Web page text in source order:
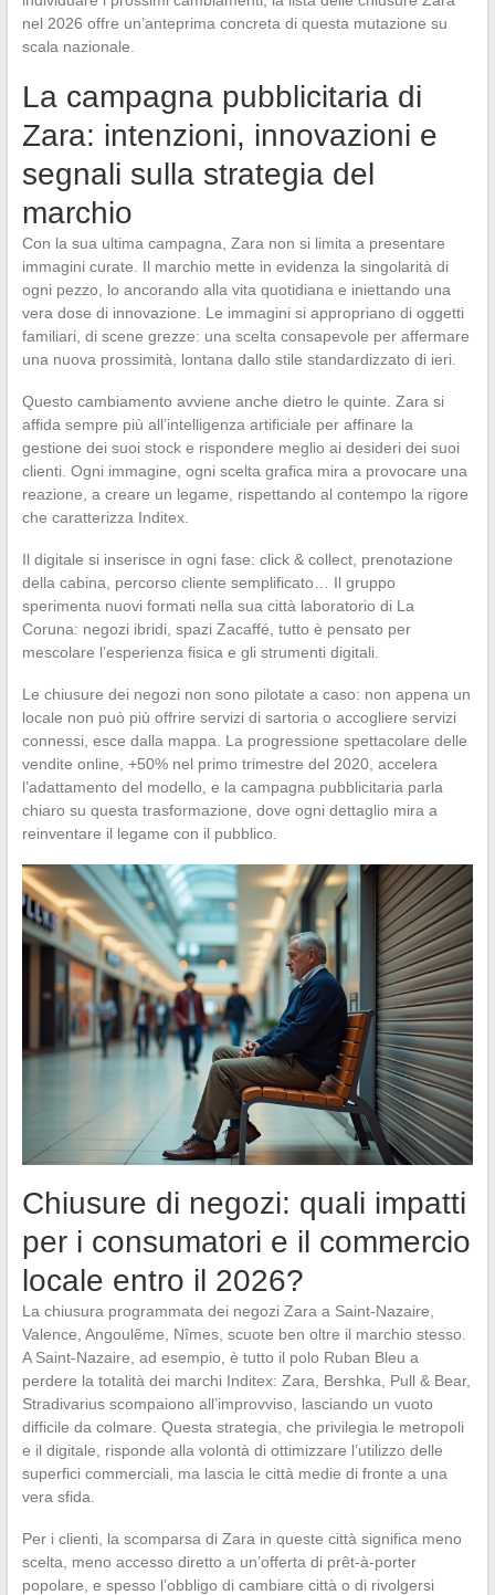
nel 2026 offre un’anteprima concreta di questa mutazione su
scala nazionale.
La campagna pubblicitaria di
Zara: intenzioni, innovazioni e
segnali sulla strategia del
marchio
Con la sua ultima campagna, Zara non si limita a presentare
immagini curate. Il marchio mette in evidenza la singolarità di
ogni pezzo, lo ancorando alla vita quotidiana e iniettando una
vera dose di innovazione. Le immagini si appropriano di oggetti
familiari, di scene grezze: una scelta consapevole per affermare
una nuova prossimità, lontana dallo stile standardizzato di ieri.
Questo cambiamento avviene anche dietro le quinte. Zara si
affida sempre più all’intelligenza artificiale per affinare la
gestione dei suoi stock e rispondere meglio ai desideri dei suoi
clienti. Ogni immagine, ogni scelta grafica mira a provocare una
reazione, a creare un legame, rispettando al contempo la rigore
che caratterizza Inditex.
Il digitale si inserisce in ogni fase: click & collect, prenotazione
della cabina, percorso cliente semplificato… Il gruppo
sperimenta nuovi formati nella sua città laboratorio di La
Coruna: negozi ibridi, spazi Zacaffé, tutto è pensato per
mescolare l’esperienza fisica e gli strumenti digitali.
Le chiusure dei negozi non sono pilotate a caso: non appena un
locale non può più offrire servizi di sartoria o accogliere servizi
connessi, esce dalla mappa. La progressione spettacolare delle
vendite online, +50% nel primo trimestre del 2020, accelera
l’adattamento del modello, e la campagna pubblicitaria parla
chiaro su questa trasformazione, dove ogni dettaglio mira a
reinventare il legame con il pubblico.
Chiusure di negozi: quali impatti
per i consumatori e il commercio
locale entro il 2026?
La chiusura programmata dei negozi Zara a Saint-Nazaire,
Valence, Angoulême, Nîmes, scuote ben oltre il marchio stesso.
A Saint-Nazaire, ad esempio, è tutto il polo Ruban Bleu a
perdere la totalità dei marchi Inditex: Zara, Bershka, Pull & Bear,
Stradivarius scompaiono all’improvviso, lasciando un vuoto
difficile da colmare. Questa strategia, che privilegia le metropoli
e il digitale, risponde alla volontà di ottimizzare l’utilizzo delle
superfici commerciali, ma lascia le città medie di fronte a una
vera sfida.
Per i clienti, la scomparsa di Zara in queste città significa meno
scelta, meno accesso diretto a un’offerta di prêt-à-porter
popolare, e spesso l’obbligo di cambiare città o di rivolgersi